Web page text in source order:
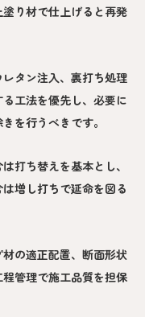
り材で仕上げると再発
タン注入、裏打ち処理
工法を優先し、必要に
を行うべきです。
打ち替えを基本とし、
増し打ちで延命を図る
の適正配置、断面形状
管理で施工品質を担保